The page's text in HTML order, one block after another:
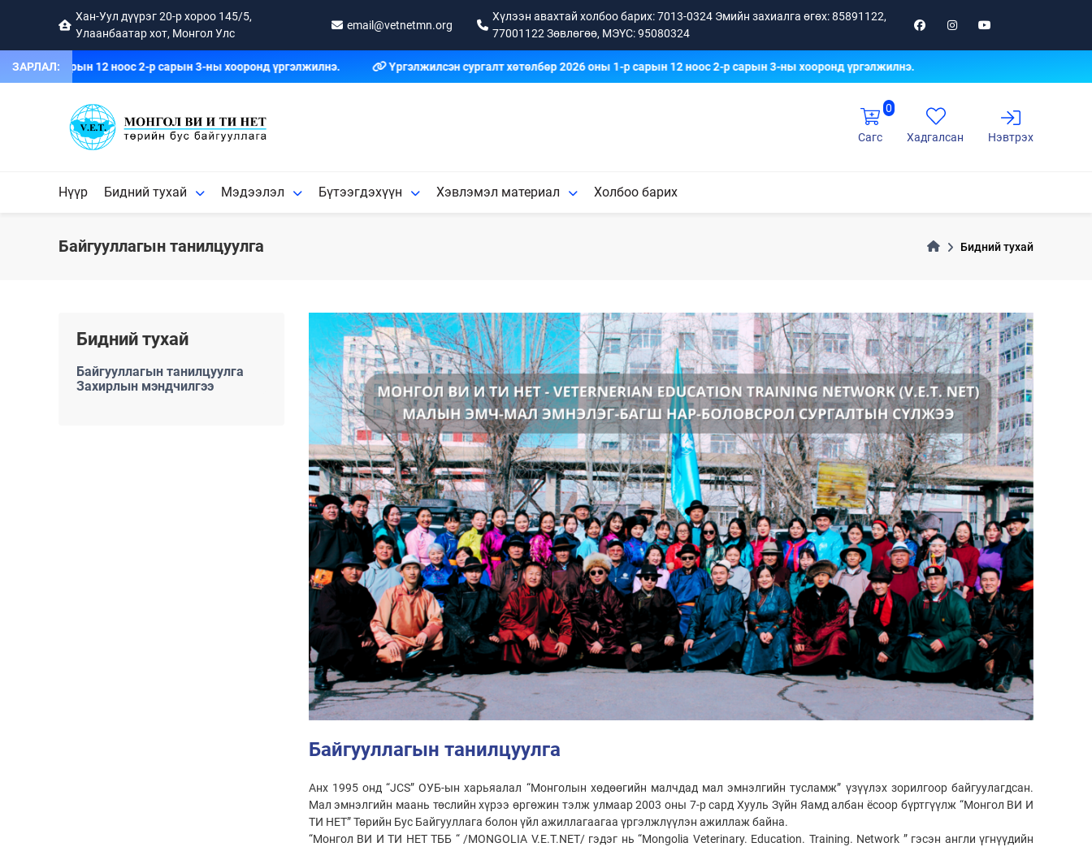
Хан-Уул дүүрэг 20-р хороо 145/5,
Улаанбаатар хот, Монгол Улс
email@vetnetmn.org
Хүлээн авахтай холбоо барих: 7013-0324 Эмийн захиалга өгөх: 85891122,
77001122 Зөвлөгөө, МЭҮС: 95080324
ЗАРЛАЛ:
1-р сарын 12 ноос 2-р сарын 3-ны хооронд үргэлжилнэ. Үргэлжилсэн сургалт хөтөлбөр 2026 оны 1-р сарын 12 ноос 2-р сарын 3-ны хооронд үргэлжилнэ.
0
Сагс Хадгалсан Нэвтрэх
Нүүр Бидний тухай Мэдээлэл Бүтээгдэхүүн Хэвлэмэл материал Холбоо барих
Байгууллагын танилцуулга Бидний тухай
Бидний тухай
Байгууллагын танилцуулга
Захирлын мэндчилгээ
Байгууллагын танилцуулга
Анх 1995 онд “JCS” ОУБ-ын харьяалал “Монголын хөдөөгийн малчдад мал эмнэлгийн тусламж” үзүүлэх зорилгоор байгуулагдсан.
Мал эмнэлгийн маань төслийн хүрээ өргөжин тэлж улмаар 2003 оны 7-р сард Хууль Зүйн Яамд албан ёсоор бүртгүүлж “Монгол ВИ И
ТИ НЕТ” Төрийн Бус Байгууллага болон үйл ажиллагаагаа үргэлжлүүлэн ажиллаж байна.
“Монгол ВИ И ТИ НЕТ ТББ “ /MONGOLIA V.E.T.NET/ гэдэг нь “Mongolia Veterinary. Education. Training. Network ” гэсэн англи үгнүүдийн